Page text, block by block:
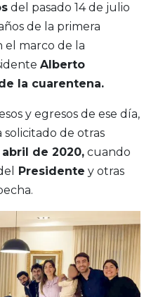
del pasado 14 de julio
de la primera
el marco de la
Alberto
la cuarentena.
y egresos de ese día,
de otras
de 2020, cuando
Presidente y otras